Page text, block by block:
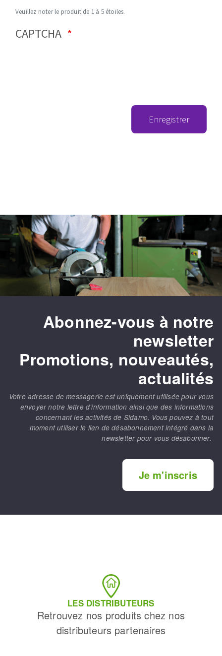
Veuillez noter le produit de 1 à 5 étoiles.
CAPTCHA
Enregistrer
Abonnez-vous à notre
newsletter
Promotions, nouveautés,
actualités
Votre adresse de messagerie est uniquement utilisée pour vous
envoyer notre lettre d’information ainsi que des informations
concernant les activités de Sidamo. Vous pouvez à tout
moment utiliser le lien de désabonnement intégré dans la
newsletter pour vous désabonner.
Je m'inscris
LES DISTRIBUTEURS
Retrouvez nos produits chez nos
distributeurs partenaires